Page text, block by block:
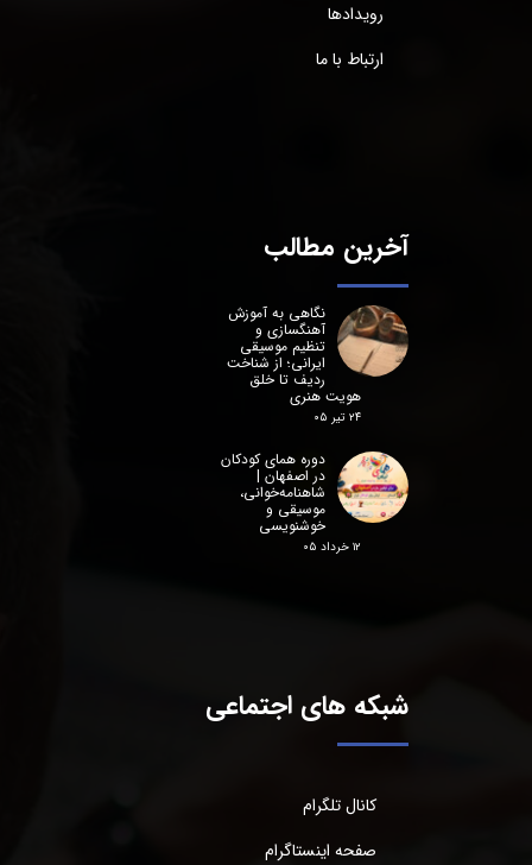
رویدادها
ارتباط با ما
آخرین مطالب
نگاهی به آموزش
آهنگسازی و
تنظیم موسیقی
ایرانی؛ از شناخت
ردیف تا خلق
هویت هنری
۲۴ تیر ۰۵
دوره همای کودکان
در اصفهان |
شاهنامه‌خوانی،
موسیقی و
خوشنویسی
۱۲ خرداد ۰۵
شبکه های اجتماعی
کانال تلگرام
صفحه اینستاگرام